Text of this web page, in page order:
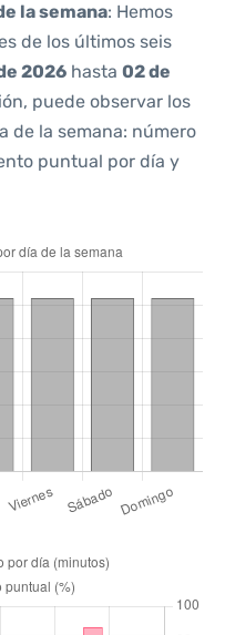
la semana: Hemos
de los últimos seis
2026 hasta 02 de
puede observar los
de la semana: número
puntual por día y